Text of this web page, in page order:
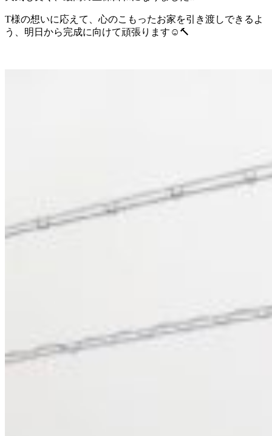
T様の想いに応えて、心のこもったお家を引き渡しできるよ
う、明日から完成に向けて頑張ります☺️🔨